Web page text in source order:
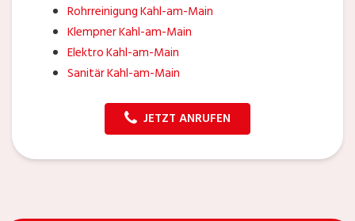
Rohrreinigung Kahl-am-Main
Klempner Kahl-am-Main
Elektro Kahl-am-Main
Sanitär Kahl-am-Main
JETZT ANRUFEN